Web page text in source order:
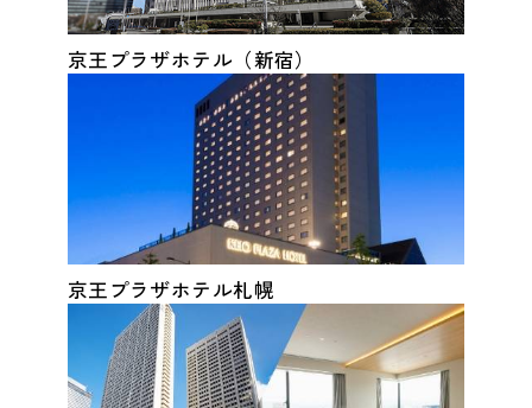
京王プラザホテル（新宿）
京王プラザホテル札幌